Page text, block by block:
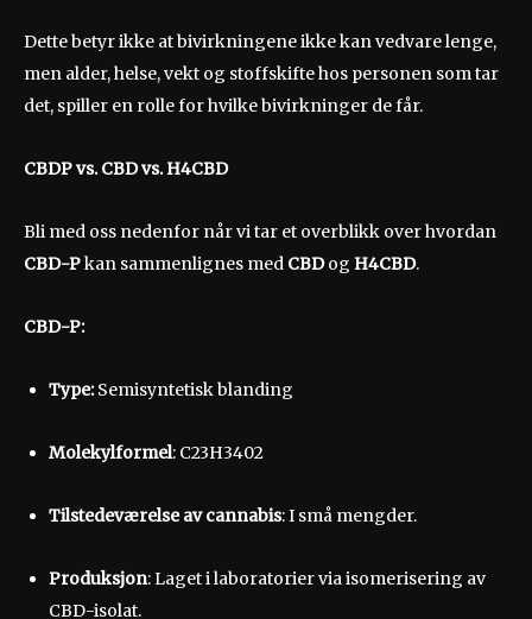
Dette betyr ikke at bivirkningene ikke kan vedvare lenge,
men alder, helse, vekt og stoffskifte hos personen som tar
det, spiller en rolle for hvilke bivirkninger de får.
CBDP vs. CBD vs. H4CBD
Bli med oss nedenfor når vi tar et overblikk over hvordan
CBD-Pkan sammenlignes med CBDog H4CBD.
CBD-P:
Type:Semisyntetisk blanding
Molekylformel: C23H3402
Tilstedeværelse av cannabis: I små mengder.
Produksjon: Laget i laboratorier via isomerisering av
CBD-isolat.